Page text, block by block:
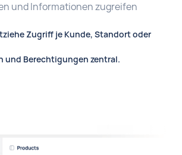
und Informationen zugreifen
Zugriff je Kunde, Standort oder
und Berechtigungen zentral.